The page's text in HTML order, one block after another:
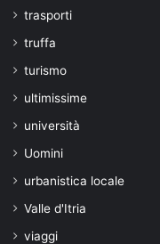
trasporti
truffa
turismo
ultimissime
università
Uomini
urbanistica locale
Valle d'Itria
viaggi